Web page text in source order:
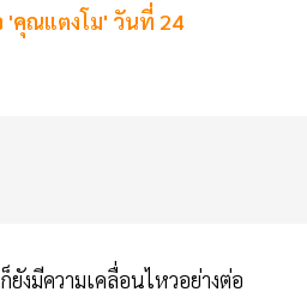
'คุณแตงโม' วันที่ 24
ก็ยังมีความเคลื่อนไหวอย่างต่อ